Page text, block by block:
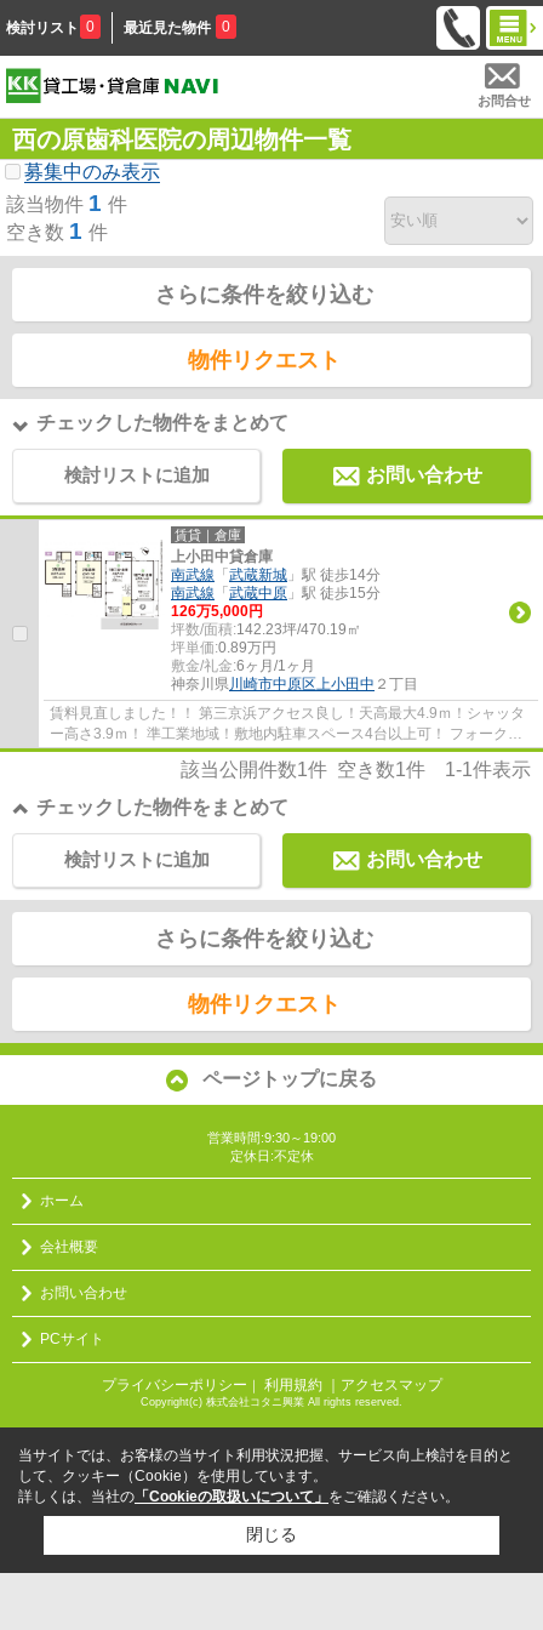
検討リスト 0 最近見た物件 0
お問合せ
西の原歯科医院の周辺物件一覧
募集中のみ表示
該当物件 1 件
空き数 1 件
さらに条件を絞り込む
物件リクエスト
チェックした物件をまとめて
検討リストに追加 お問い合わせ
賃貸｜倉庫
上小田中貸倉庫
南武線 「 武蔵新城 」駅 徒歩14分
南武線 「 武蔵中原 」駅 徒歩15分
126万5,000円
坪数/面積:142.23坪/470.19㎡
坪単価:0.89万円
敷金/礼金:6ヶ月/1ヶ月
神奈川県川崎市中原区上小田中 ２丁目
賃料見直しました！！ 第三京浜アクセス良し！天高最大4.9ｍ！シャッタ
ー高さ3.9ｍ！ 準工業地域！敷地内駐車スペース4台以上可！ フォークリ
フト有・クレーン3基有（残置物）！
該当公開件数1件 空き数1件 1-1件表示
チェックした物件をまとめて
お問い合わせ
検討リストに追加
さらに条件を絞り込む
物件リクエスト
ページトップに戻る
営業時間:9:30～19:00
定休日:不定休
ホーム
会社概要
お問い合わせ
PCサイト
プライバシーポリシー ｜ 利用規約 ｜アクセスマップ
Copyright(c) 株式会社コタニ興業 All rights reserved.
当サイトでは、お客様の当サイト利用状況把握、サービス向上検討を目的と
して、クッキー（Cookie）を使用しています。
詳しくは、当社の 「Cookieの取扱いについて」 をご確認ください。
閉じる